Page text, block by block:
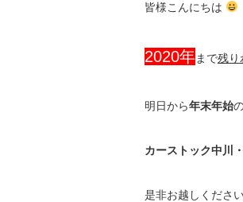
皆様こんにちは
2020年まで残り
明日から年末年始
カーストック中川
是非お越しくださ